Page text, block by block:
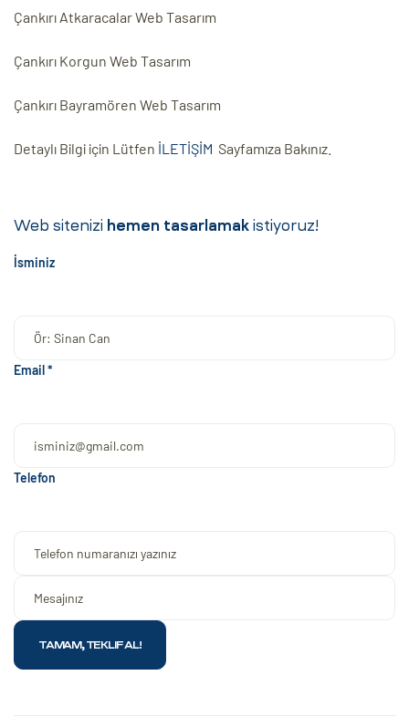
Çankırı Atkaracalar Web Tasarım
Çankırı Korgun Web Tasarım
Çankırı Bayramören Web Tasarım
Detaylı Bilgi için Lütfen İLETİŞİM Sayfamıza Bakınız.
Web sitenizi hemen tasarlamak istiyoruz!
İsminiz
Email *
Telefon